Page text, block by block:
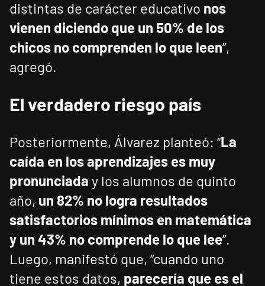
distintas de carácter educativo nos
vienen diciendo que un 50% de los
chicos no comprenden lo que leen”,
agregó.
El verdadero riesgo país
Posteriormente, Álvarez planteó: “La
caída en los aprendizajes es muy
pronunciada y los alumnos de quinto
año, un 82% no logra resultados
satisfactorios mínimos en matemática
y un 43% no comprende lo que lee”.
Luego, manifestó que, “cuando uno
tiene estos datos, parecería que es el